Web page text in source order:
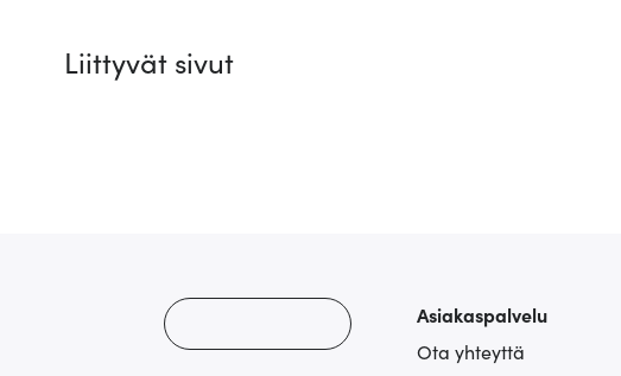
Liittyvät sivut
Asiakaspalvelu
Ota yhteyttä